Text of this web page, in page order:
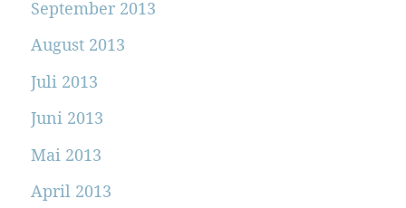
September 2013
August 2013
Juli 2013
Juni 2013
Mai 2013
April 2013